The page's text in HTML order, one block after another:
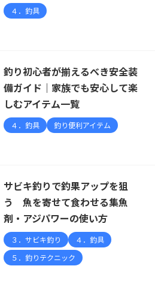
４．釣具
釣り初心者が揃えるべき安全装
備ガイド｜家族でも安心して楽
しむアイテム一覧
４．釣具 釣り便利アイテム
サビキ釣りで釣果アップを狙
う 魚を寄せて食わせる集魚
剤・アジパワーの使い方
３．サビキ釣り
４．釣具
５．釣りテクニック